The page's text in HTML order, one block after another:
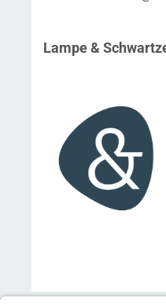
Lampe &